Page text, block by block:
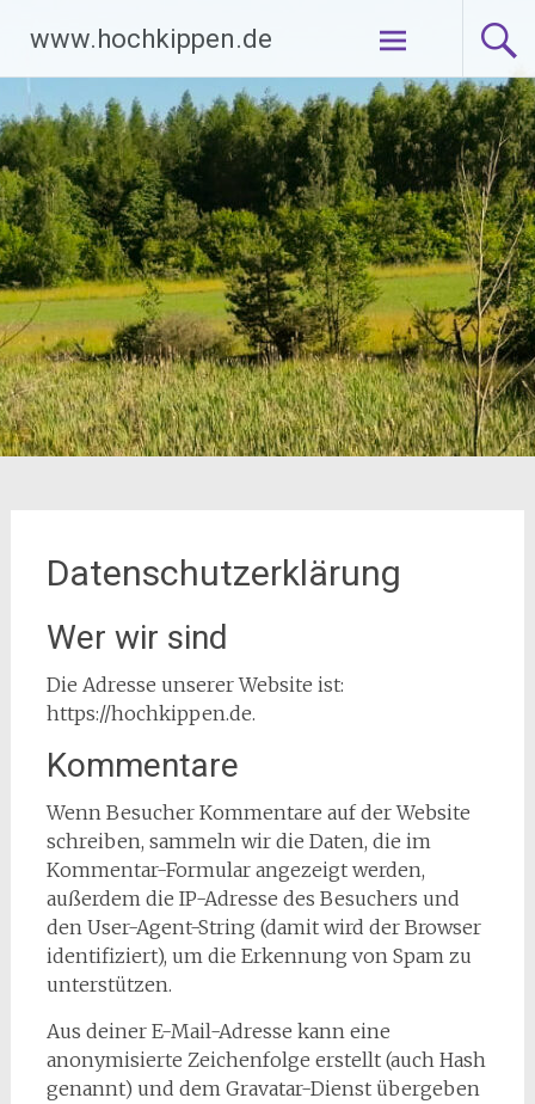
Inhalt
springen
www.hochkippen.de
Datenschutzerklärung
Wer wir sind
Die Adresse unserer Website ist:
https://hochkippen.de.
Kommentare
Wenn Besucher Kommentare auf der Website
schreiben, sammeln wir die Daten, die im
Kommentar-Formular angezeigt werden,
außerdem die IP-Adresse des Besuchers und
den User-Agent-String (damit wird der Browser
identifiziert), um die Erkennung von Spam zu
unterstützen.
Aus deiner E-Mail-Adresse kann eine
anonymisierte Zeichenfolge erstellt (auch Hash
genannt) und dem Gravatar-Dienst übergeben